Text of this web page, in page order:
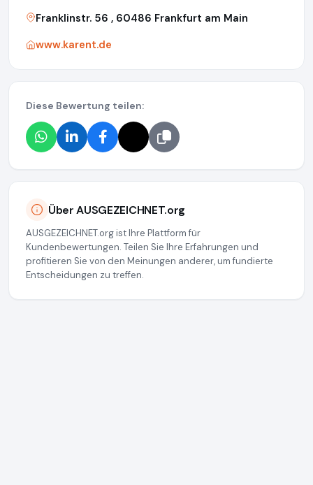
Franklinstr. 56 , 60486 Frankfurt am Main
www.karent.de
Diese Bewertung teilen:
Über AUSGEZEICHNET.org
AUSGEZEICHNET.org ist Ihre Plattform für
Kundenbewertungen. Teilen Sie Ihre Erfahrungen und
profitieren Sie von den Meinungen anderer, um fundierte
Entscheidungen zu treffen.